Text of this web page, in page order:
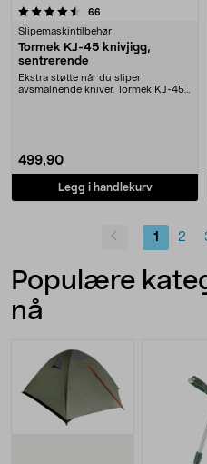
66
Slipemaskintilbehør
Tormek KJ-45 knivjigg,
sentrerende
Ekstra støtte når du sliper
avsmalnende kniver. Tormek KJ-45
499,90
Legg i handlekurv
4.5 av 5 stjerner
1 2
Populære
nå